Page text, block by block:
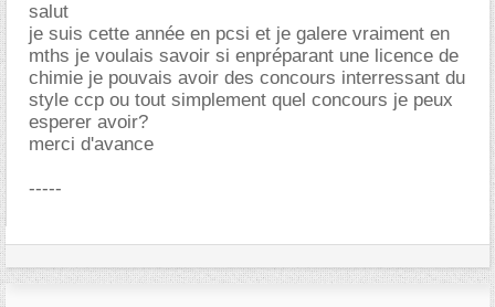
salut
je suis cette année en pcsi et je galere vraiment en
mths je voulais savoir si enpréparant une licence de
chimie je pouvais avoir des concours interressant du
style ccp ou tout simplement quel concours je peux
esperer avoir?
merci d'avance
-----